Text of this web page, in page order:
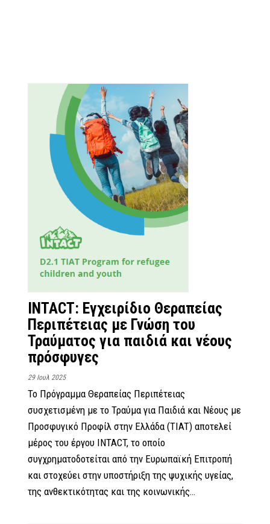
INTACT: Εγχειρίδιο Θεραπείας
Περιπέτειας με Γνώση του
Τραύματος για παιδιά και νέους
πρόσφυγες
29 Ιουλ 2025
Το Πρόγραμμα Θεραπείας Περιπέτειας
συσχετισμένη με το Τραύμα για Παιδιά και Νέους με
Προσφυγικό Προφίλ στην Ελλάδα (TIAT) αποτελεί
μέρος του έργου INTACT, το οποίο
συγχρηματοδοτείται από την Ευρωπαϊκή Επιτροπή
και στοχεύει στην υποστήριξη της ψυχικής υγείας,
της ανθεκτικότητας και της κοινωνικής…